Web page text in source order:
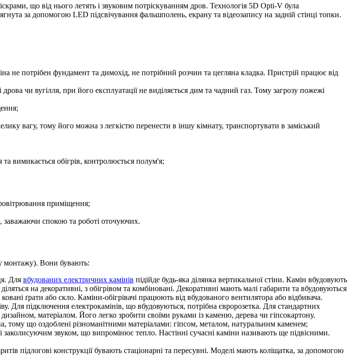
що від нього летять і звуковим потріскуванням дров. Технологія 5D Opti-V була
за допомогою LED підсвічування фальшполень, екрану та відеозапису на задній стінці топки.
не потрібен фундамент та димохід, не потрібний розчин та цегляна кладка. Пристрій працює від
чи вугілля, при його експлуатації не виділяється дим та чадний газ. Тому загрозу пожежі
вагу, тому його можна з легкістю перенести в іншу кімнату, транспортувати в заміський
вимикається обігрів, контролюється полум'я;
приміщення;
спокою та роботі оточуючих.
монтажу). Вони бувають:
Для вбудованих електричних камінів підійде будь-яка ділянка вертикальної стіни. Камін вбудовують
на декоративні, з обігрівом та комбіновані. Декоративні мають малі габарити та вбудовуються
ґрати або скло. Каміни-обігрівачі працюють від вбудованого вентилятора або відбивача.
Для підключення електрокамінів, що вбудовуються, потрібна євророзетка. Для стандартних
матеріалом. Його легко зробити своїми руками із каменю, дерева чи гіпсокартону.
що оздоблені різноманітними матеріалами: гіпсом, металом, натуральним каменем;
заколисуючим звуком, що випромінює тепло. Настінні сучасні каміни називають ще підвісними.
підлогові конструкції бувають стаціонарні та пересувні. Моделі мають коліщатка, за допомогою